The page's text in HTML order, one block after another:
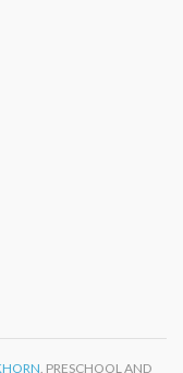
. PRESCHOOL AND